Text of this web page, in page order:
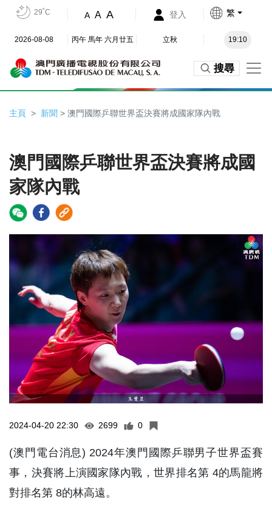
29˚C A A A 登入 繁
2026-08-08 丙午 馬年 六月廿五 立秋 19:10
搜尋
主頁 新聞 > 澳門國際乒聯世界盃決賽將成國家隊內戰
澳門國際乒聯世界盃決賽將成國
家隊內戰
2024-04-20 22:30 2699 0
(澳門電台消息) 2024年澳門國際乒聯男子世界盃賽
事，決賽將上演國家隊內戰，世界排名第 4的馬龍將
對排名第 8的林高遠。